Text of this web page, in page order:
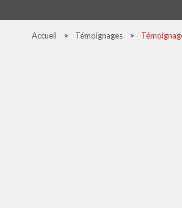
Accueil > Témoignages >